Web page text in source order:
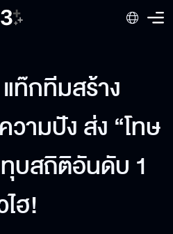
ท๊กทีมสร้าง
ามปัง ส่ง “โทษ
บสถิติอันดับ 1
ฮ!